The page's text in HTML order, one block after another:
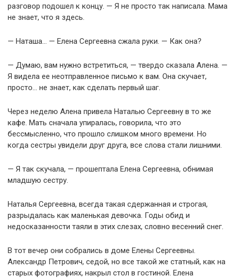
разговор подошел к концу. — Я не просто так написала. Мама
не знает, что я здесь.
— Наташа… — Елена Сергеевна сжала руки. — Как она?
— Думаю, вам нужно встретиться, — твердо сказала Алена. —
Я видела ее неотправленное письмо к вам. Она скучает,
просто… не знает, как сделать первый шаг.
Через неделю Алена привела Наталью Сергеевну в то же
кафе. Мать сначала упиралась, говорила, что это
бессмысленно, что прошло слишком много времени. Но
когда сестры увидели друг друга, все слова стали лишними.
— Я так скучала, — прошептала Елена Сергеевна, обнимая
младшую сестру.
Наталья Сергеевна, всегда такая сдержанная и строгая,
разрыдалась как маленькая девочка. Годы обид и
недосказанности таяли в этих слезах, словно весенний снег.
В тот вечер они собрались в доме Елены Сергеевны.
Александр Петрович, седой, но все такой же статный, как на
старых фотографиях, накрыл стол в гостиной. Елена